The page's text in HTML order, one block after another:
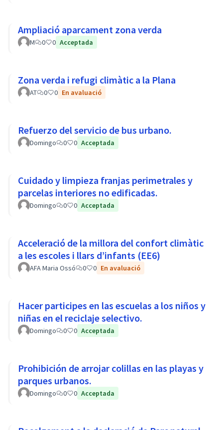
Ampliació aparcament zona verda
M 0 0 Acceptada
Zona verda i refugi climàtic a la Plana
AT 0 0 En avaluació
Refuerzo del servicio de bus urbano.
Domingo 0 0 Acceptada
Cuidado y limpieza franjas perimetrales y
parcelas interiores no edificadas.
Domingo 0 0 Acceptada
Acceleració de la millora del confort climàtic
a les escoles i llars d’infants (EE6)
AFA Maria Ossó 0 0 En avaluació
Hacer participes en las escuelas a los niños y
niñas en el reciclaje selectivo.
Domingo 0 0 Acceptada
Prohibición de arrojar colillas en las playas y
parques urbanos.
Domingo 0 0 Acceptada